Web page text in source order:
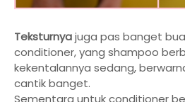
Teksturnyajuga pas banget
conditioner, yang shampoo
kekentalannya sedang,
cantik banget.
Sementara untuk conditioner